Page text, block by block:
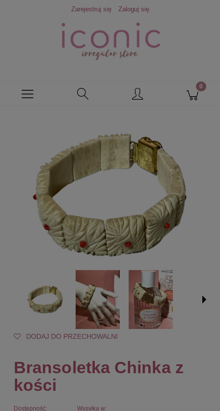
Zarejestruj się Zaloguj się
DODAJ DO PRZECHOWALNI
Bransoletka Chinka z
kości
Dostępność:
Wysyłka w: